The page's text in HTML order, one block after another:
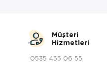
Müşteri
Hizmetleri
0535 455 06 55